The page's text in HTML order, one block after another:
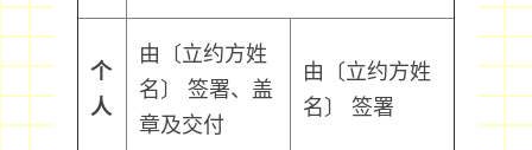
个
人
由〔立约方姓
名〕 签署、盖
章及交付
由〔立约方姓
名〕 签署